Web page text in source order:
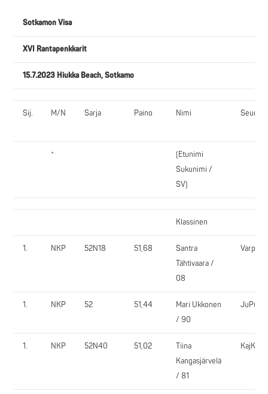
Sotkamon Visa
XVI Rantapenkkarit
15.7.2023 Hiukka Beach, Sotkamo
Sij. M/N Sarja Paino Nimi Seura
*
(Etunimi
Sukunimi /
SV)
Klassinen
1. NKP 52N18 51,68
Santra
Tähtivaara /
08
VarpVi
1. NKP 52 51,44
Mari Ukkonen
/ 90
JuPu
1. NKP 52N40 51,02
Tiina
Kangasjärvelä
/ 81
KajKu